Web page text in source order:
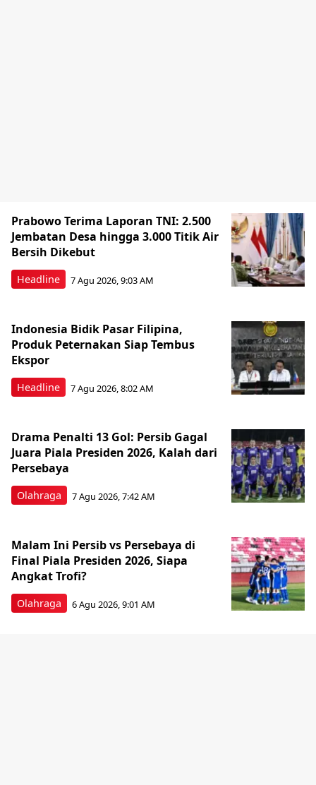
Headline
Prabowo Terima Laporan TNI: 2.500
Jembatan Desa hingga 3.000 Titik Air
Bersih Dikebut
7 Agu 2026, 9:03 AM
Headline
Indonesia Bidik Pasar Filipina,
Produk Peternakan Siap Tembus
Ekspor
7 Agu 2026, 8:02 AM
Olahraga
Drama Penalti 13 Gol: Persib Gagal
Juara Piala Presiden 2026, Kalah dari
Persebaya
7 Agu 2026, 7:42 AM
Olahraga
Malam Ini Persib vs Persebaya di
Final Piala Presiden 2026, Siapa
Angkat Trofi?
6 Agu 2026, 9:01 AM